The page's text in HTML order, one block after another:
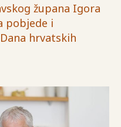
župana Igora
pobjede i
hrvatskih